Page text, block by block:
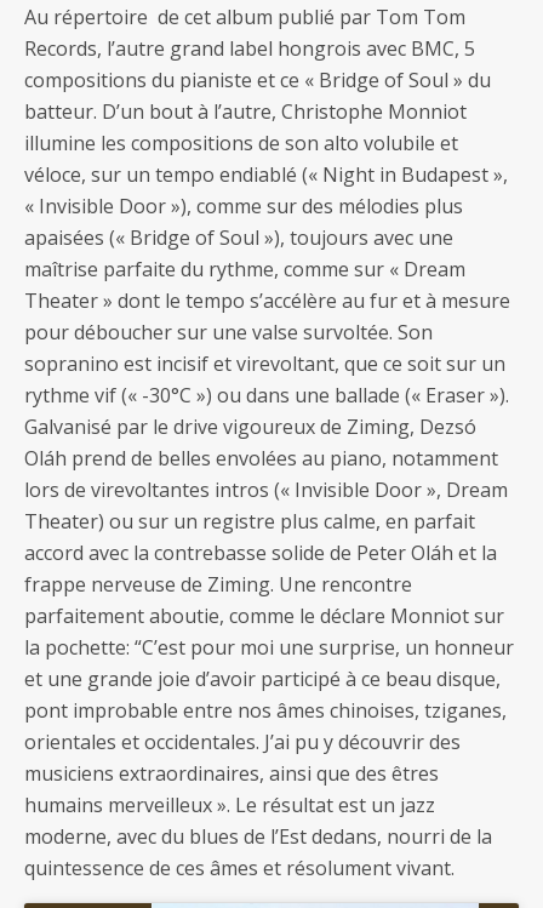
Au répertoire de cet album publié par Tom Tom
Records, l’autre grand label hongrois avec BMC, 5
compositions du pianiste et ce « Bridge of Soul » du
batteur. D’un bout à l’autre, Christophe Monniot
illumine les compositions de son alto volubile et
véloce, sur un tempo endiablé (« Night in Budapest »,
« Invisible Door »), comme sur des mélodies plus
apaisées (« Bridge of Soul »), toujours avec une
maîtrise parfaite du rythme, comme sur « Dream
Theater » dont le tempo s’accélère au fur et à mesure
pour déboucher sur une valse survoltée. Son
sopranino est incisif et virevoltant, que ce soit sur un
rythme vif (« -30°C ») ou dans une ballade (« Eraser »).
Galvanisé par le drive vigoureux de Ziming, Dezsó
Oláh prend de belles envolées au piano, notamment
lors de virevoltantes intros (« Invisible Door », Dream
Theater) ou sur un registre plus calme, en parfait
accord avec la contrebasse solide de Peter Oláh et la
frappe nerveuse de Ziming. Une rencontre
parfaitement aboutie, comme le déclare Monniot sur
la pochette: “C’est pour moi une surprise, un honneur
et une grande joie d’avoir participé à ce beau disque,
pont improbable entre nos âmes chinoises, tziganes,
orientales et occidentales. J’ai pu y découvrir des
musiciens extraordinaires, ainsi que des êtres
humains merveilleux ». Le résultat est un jazz
moderne, avec du blues de l’Est dedans, nourri de la
quintessence de ces âmes et résolument vivant.